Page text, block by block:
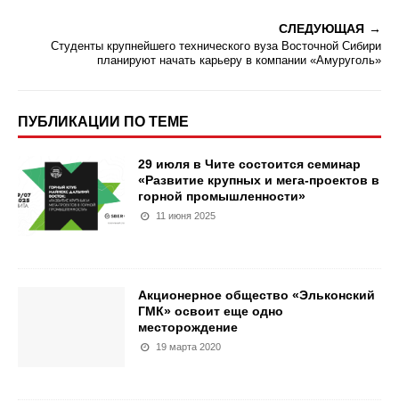
СЛЕДУЮЩАЯ
Студенты крупнейшего технического вуза Восточной Сибири
планируют начать карьеру в компании «Амуруголь»
ПУБЛИКАЦИИ ПО ТЕМЕ
29 июля в Чите состоится семинар
«Развитие крупных и мега-проектов в
горной промышленности»
11 июня 2025
Акционерное общество «Эльконский
ГМК» освоит еще одно
месторождение
19 марта 2020